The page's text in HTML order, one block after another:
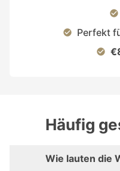
check_circle
check_circle Perfekt
check_circle
Häufig
Wie lauten die